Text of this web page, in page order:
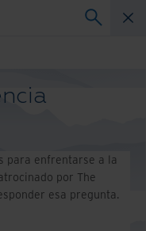
para enfrentarse a la
por The
esa pregunta.